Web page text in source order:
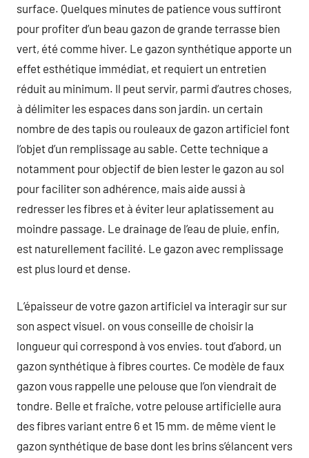
surface. Quelques minutes de patience vous suffiront
pour profiter d’un beau gazon de grande terrasse bien
vert, été comme hiver. Le gazon synthétique apporte un
effet esthétique immédiat, et requiert un entretien
réduit au minimum. Il peut servir, parmi d’autres choses,
à délimiter les espaces dans son jardin. un certain
nombre de des tapis ou rouleaux de gazon artificiel font
l’objet d’un remplissage au sable. Cette technique a
notamment pour objectif de bien lester le gazon au sol
pour faciliter son adhérence, mais aide aussi à
redresser les fibres et à éviter leur aplatissement au
moindre passage. Le drainage de l’eau de pluie, enfin,
est naturellement facilité. Le gazon avec remplissage
est plus lourd et dense.
L’épaisseur de votre gazon artificiel va interagir sur sur
son aspect visuel. on vous conseille de choisir la
longueur qui correspond à vos envies. tout d’abord, un
gazon synthétique à fibres courtes. Ce modèle de faux
gazon vous rappelle une pelouse que l’on viendrait de
tondre. Belle et fraîche, votre pelouse artificielle aura
des fibres variant entre 6 et 15 mm. de même vient le
gazon synthétique de base dont les brins s’élancent vers